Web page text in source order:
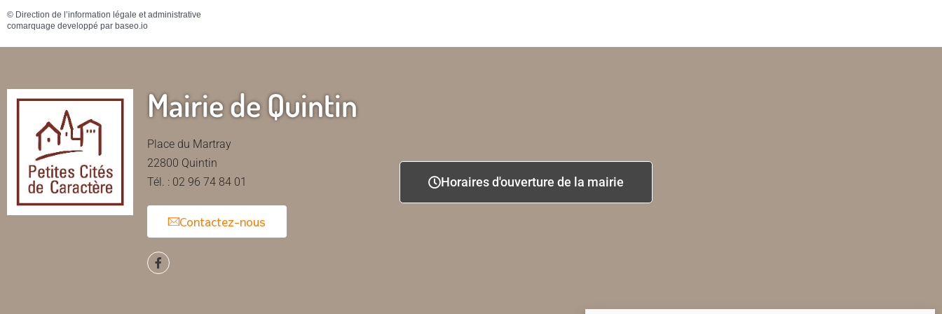
© Direction de l’information légale et administrative
comarquage developpé par baseo.io
Mairie de Quintin
Place du Martray
22800 Quintin
Tél. : 02 96 74 84 01
Contactez-nous
Horaires d'ouverture de la mairie